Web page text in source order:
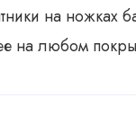
на ножках
на любом